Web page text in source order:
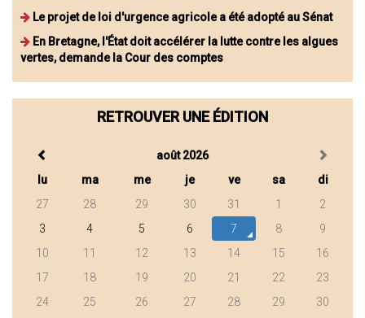
Le projet de loi d'urgence agricole a été adopté au Sénat
En Bretagne, l'État doit accélérer la lutte contre les algues
vertes, demande la Cour des comptes
RETROUVER UNE ÉDITION
août 2026
lu
ma me je ve sa
di
27
28 29 30 31 1
2
3
4 5 6 7 8
9
10
11 12 13 14 15
16
17
18 19 20 21 22
23
24
25 26 27 28 29 30